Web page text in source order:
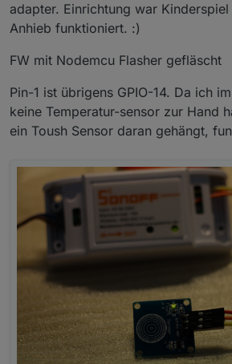
adapter. Einrichtung war
Anhieb funktioniert. :)
FW mit Nodemcu Flasher gefläscht
Pin-1 ist übrigens GPIO-14. Da ich
keine Temperatur-sensor zur Hand
ein Toush Sensor daran gehängt,